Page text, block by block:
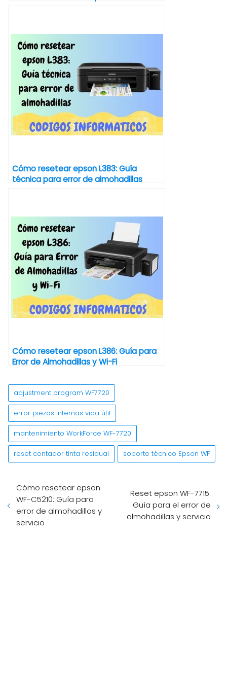
Cómo resetear epson L383: Guía
técnica para error de almohadillas
Cómo resetear epson L386: Guía para
Error de Almohadillas y Wi-Fi
adjustment program WF7720
error piezas internas vida útil
mantenimiento WorkForce WF-7720
reset contador tinta residual soporte técnico Epson WF
Cómo resetear epson
WF-C5210: Guía para
error de almohadillas y
servicio
Reset epson WF-7715:
Guía para el error de
almohadillas y servicio